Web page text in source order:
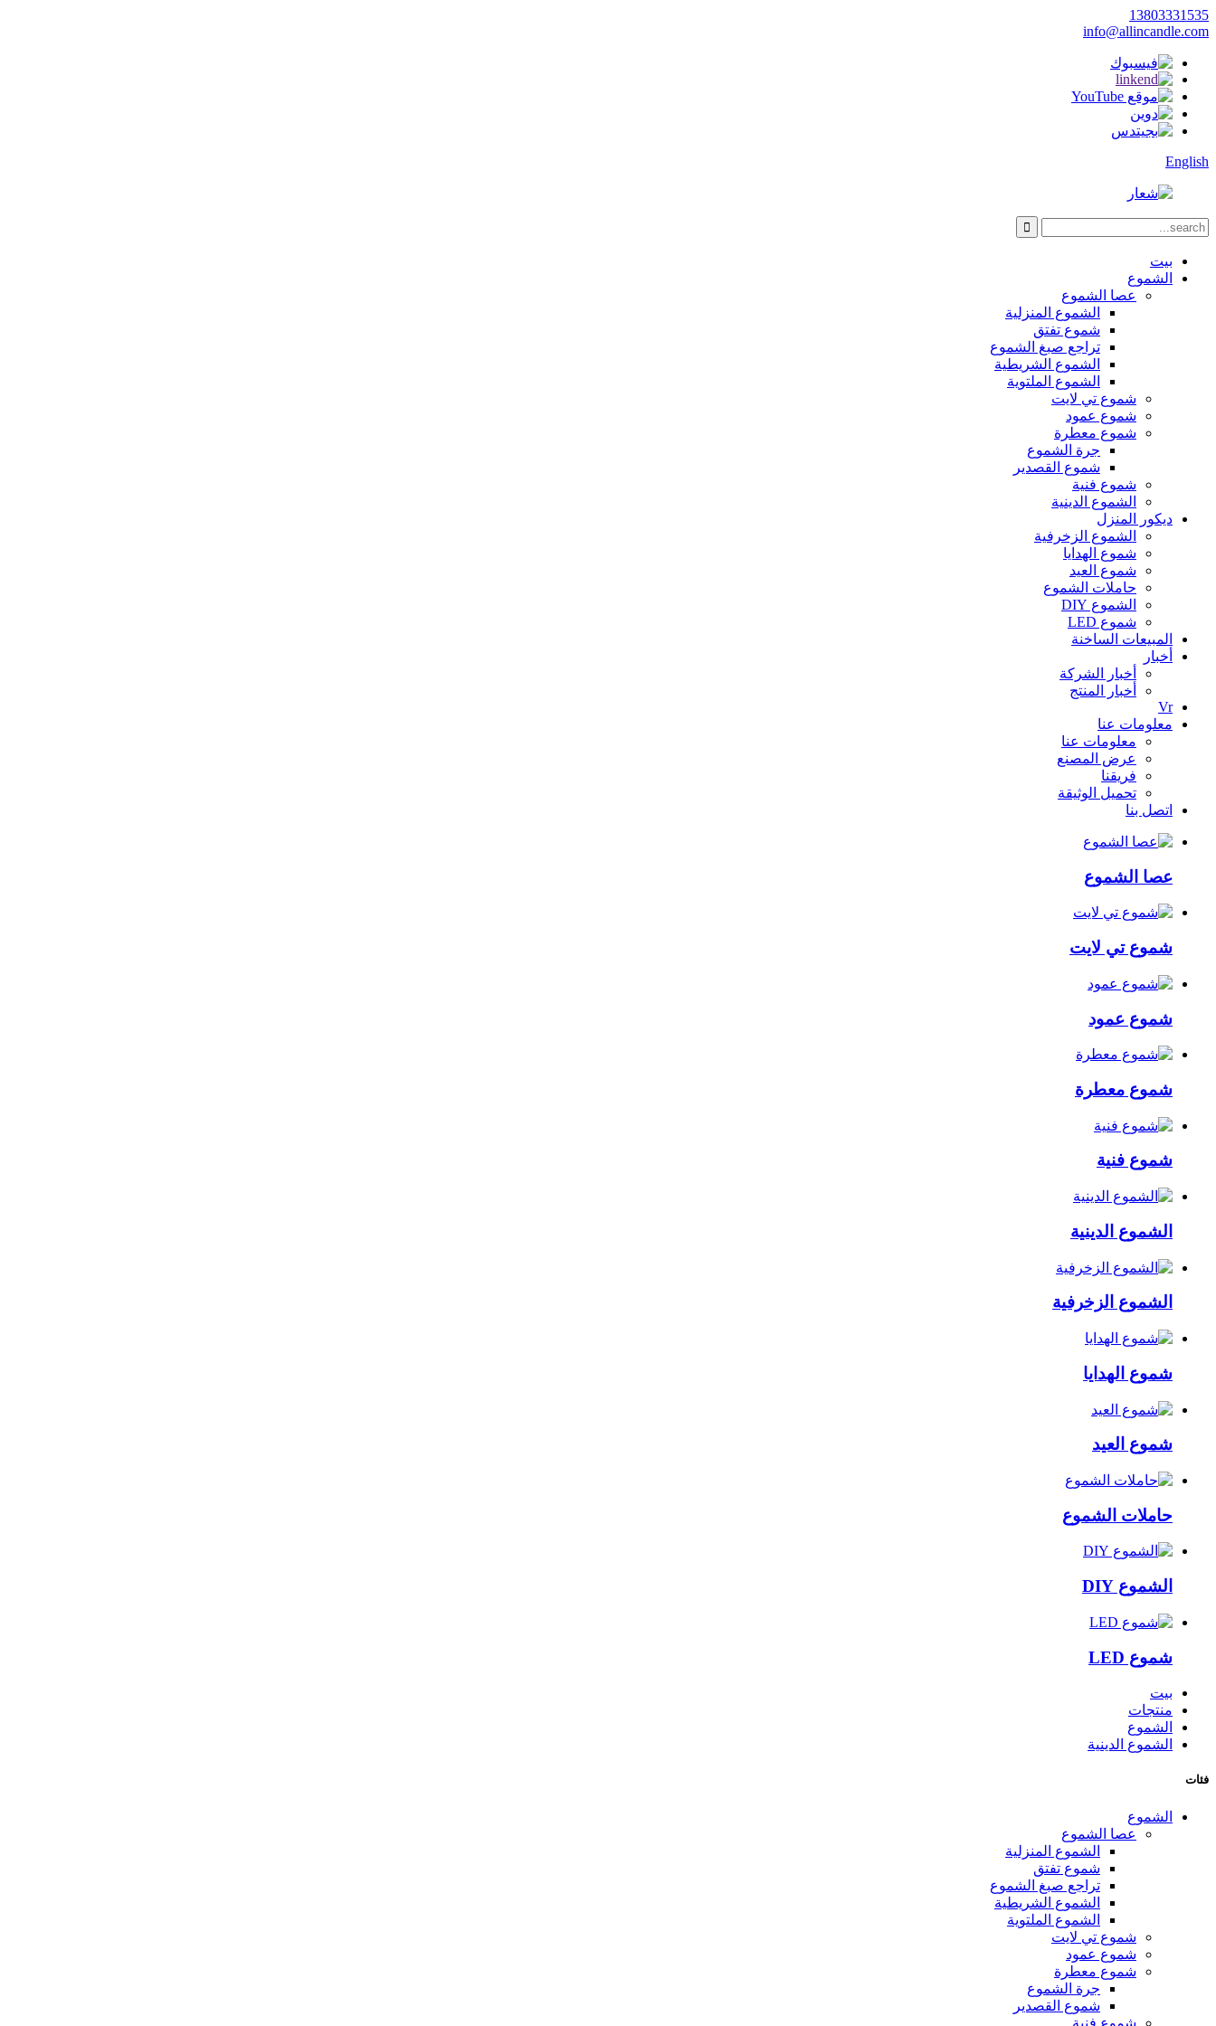
13803331535
info@allincandle.com
English
بيت
الشموع
عصا الشموع
الشموع المنزلية
شموع تفتق
تراجع صبغ الشموع
الشموع الشريطية
الشموع الملتوية
شموع تي لايت
شموع عمود
شموع معطرة
جرة الشموع
شموع القصدير
شموع فنية
الشموع الدينية
ديكور المنزل
الشموع الزخرفية
شموع الهدايا
شموع العيد
حاملات الشموع
الشموع DIY
شموع LED
المبيعات الساخنة
أخبار
أخبار الشركة
أخبار المنتج
Vr
معلومات عنا
معلومات عنا
عرض المصنع
فريقنا
تحميل الوثيقة
اتصل بنا
عصا الشموع
شموع تي لايت
شموع عمود
شموع معطرة
شموع فنية
الشموع الدينية
الشموع الزخرفية
شموع الهدايا
شموع العيد
حاملات الشموع
الشموع DIY
شموع LED
بيت
منتجات
الشموع
الشموع الدينية
فئات
الشموع
عصا الشموع
الشموع المنزلية
شموع تفتق
تراجع صبغ الشموع
الشموع الشريطية
الشموع الملتوية
شموع تي لايت
شموع عمود
شموع معطرة
جرة الشموع
شموع القصدير
شموع فنية